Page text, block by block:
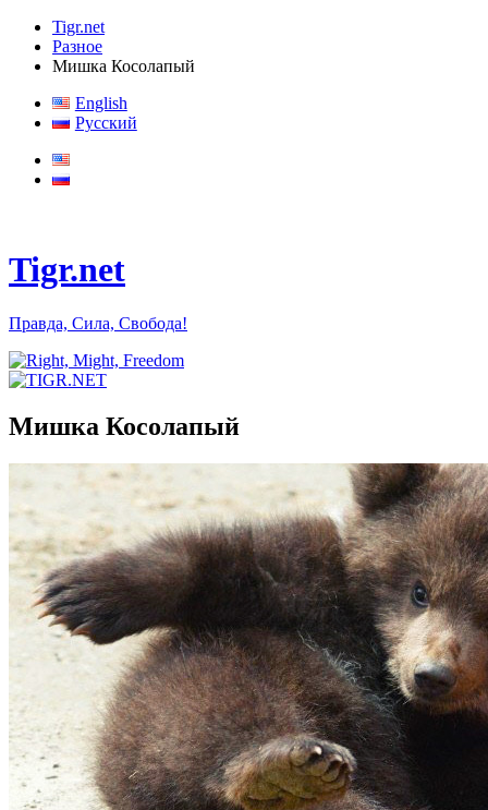
Tigr.net
Разное
Мишка Косолапый
English
Русский
Tigr.net
Правда, Сила, Свобода!
Мишка Косолапый